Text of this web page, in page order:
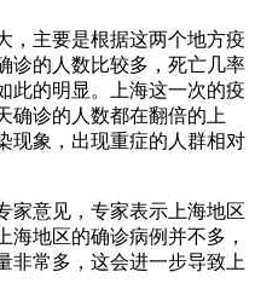
，主要是根据这两个地方疫
诊的人数比较多，死亡几率
此的明显。上海这一次的疫
确诊的人数都在翻倍的上
现象，出现重症的人群相对
家意见，专家表示上海地区
海地区的确诊病例并不多，
非常多，这会进一步导致上